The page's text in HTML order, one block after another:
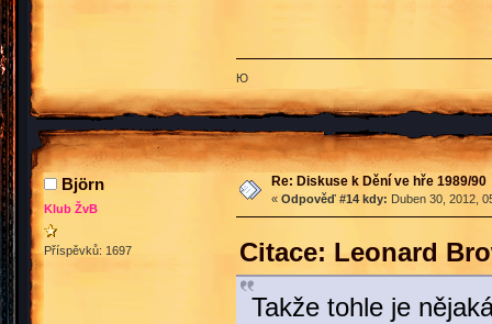
Ю
Björn
Klub ŽvB
Příspěvků: 1697
Re: Diskuse k Dění ve hře 1989/90
« Odpověď #14 kdy: Duben 30, 2012,
Citace: Leonard
Takže tohle je